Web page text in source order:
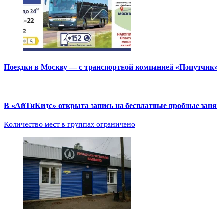
Поездки в Москву — с транспортной компанией «Попутчик»
В «АйТиКидс» открыта запись на бесплатные пробные
Количество мест в группах ограничено